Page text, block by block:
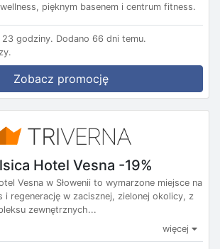
pięknym basenem i centrum fitness.
23 godziny. Dodano 66 dni temu.
Zobacz promocję
Hotel Vesna -19%
Vesna w Słowenii to wymarzone miejsce na
i regenerację w zacisznej, zielonej okolicy, z
zewnętrznych...
więcej